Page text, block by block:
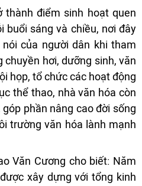
thành điểm sinh hoạt quen
buổi sáng và chiều, nơi đây
của người dân khi tham
chuyền hơi, dưỡng sinh, văn
họp, tổ chức các hoạt động
thể thao, nhà văn hóa còn
phần nâng cao đời sống
trường văn hóa lành mạnh
Văn Cương cho biết: Năm
xây dựng với tổng kinh